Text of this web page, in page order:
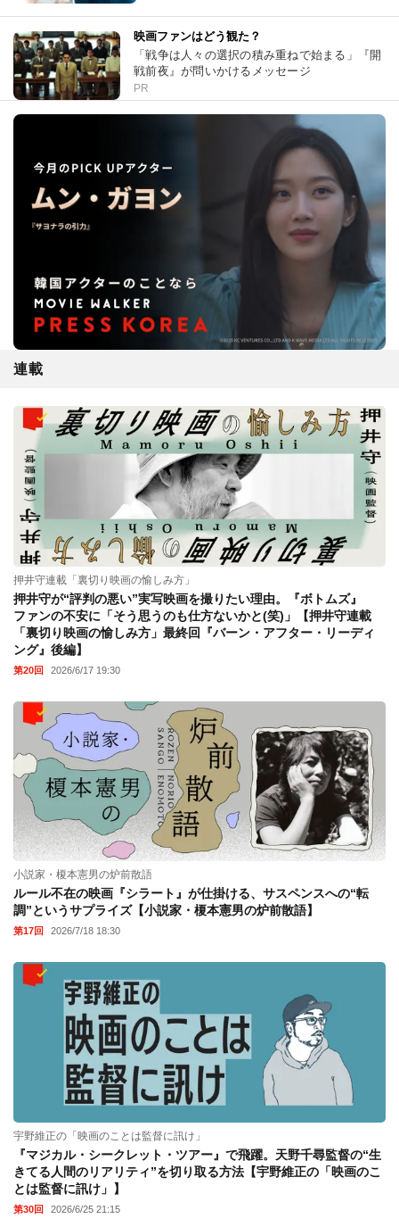
映画ファンはどう観た？
「戦争は人々の選択の積み重ねで始まる」『開
戦前夜』が問いかけるメッセージ
PR
連載
押井守連載「裏切り映画の愉しみ方」
押井守が“評判の悪い”実写映画を撮りたい理由。『ボトムズ』
ファンの不安に「そう思うのも仕方ないかと(笑)」【押井守連載
「裏切り映画の愉しみ方」最終回『バーン・アフター・リーディ
ング』後編】
第20回 2026/6/17 19:30
小説家・榎本憲男の炉前散語
ルール不在の映画『シラート』が仕掛ける、サスペンスへの“転
調”というサプライズ【小説家・榎本憲男の炉前散語】
第17回 2026/7/18 18:30
宇野維正の「映画のことは監督に訊け」
『マジカル・シークレット・ツアー』で飛躍。天野千尋監督の“生
きてる人間のリアリティ”を切り取る方法【宇野維正の「映画のこ
とは監督に訊け」】
第30回 2026/6/25 21:15